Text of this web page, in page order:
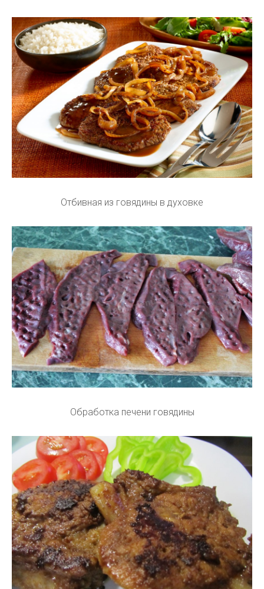
Отбивная из говядины в духовке
Обработка печени говядины